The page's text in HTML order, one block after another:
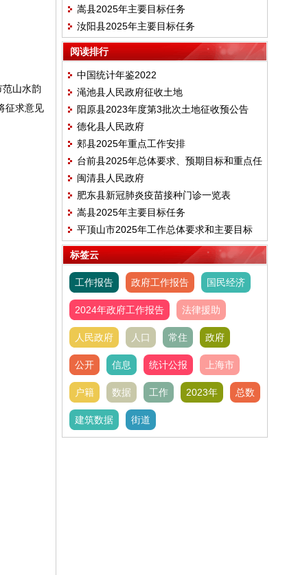
山水韵
征求意见
嵩县2025年主要目标任务
汝阳县2025年主要目标任务
阅读排行
中国统计年鉴2022
渑池县人民政府征收土地
阳原县2023年度第3批次土地征收预公告
德化县人民政府
郏县2025年重点工作安排
台前县2025年总体要求、预期目标和重点任
务
闽清县人民政府
肥东县新冠肺炎疫苗接种门诊一览表
嵩县2025年主要目标任务
平顶山市2025年工作总体要求和主要目标
标签云
工作报告 政府工作报告 国民经济
2024年政府工作报告 法律援助
人民政府 人口 常住 政府
公开 信息 统计公报 上海市
户籍 数据 工作 2023年 总数
建筑数据 街道